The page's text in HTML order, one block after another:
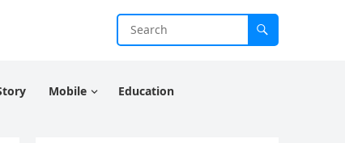
Mobile Education